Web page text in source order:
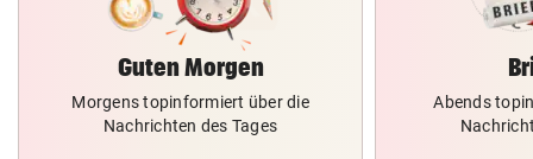
Guten Morgen
Morgens topinformiert über die
Nachrichten des Tages
Abends